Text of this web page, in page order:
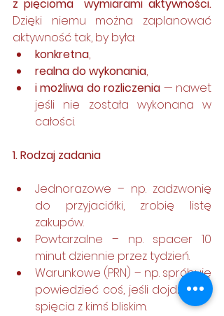
Dzięki niemu można zaplanować
aktywność tak, by była:
konkretna,
realna do wykonania,
imożliwa do rozliczenia — nawet
jeśli nie została wykonana w
całości.
1. Rodzaj zadania
Jednorazowe – np. zadzwonię
do przyjaciółki, zrobię listę
zakupów.
Powtarzalne – np. spacer 10
minut dziennie przez tydzień.
Warunkowe (PRN) – np. spróbuję
powiedzieć coś, jeśli dojdzie do
spięcia z kimś bliskim.